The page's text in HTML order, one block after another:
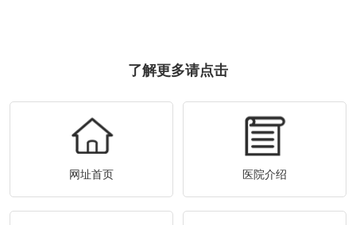
了解更多请点击
网址首页 医院介绍